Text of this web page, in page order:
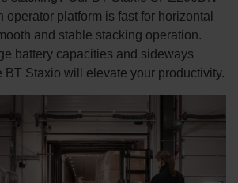
operator platform is fast for horizontal
and stable stacking operation.
battery capacities and sideways
BT Staxio will elevate your productivity.